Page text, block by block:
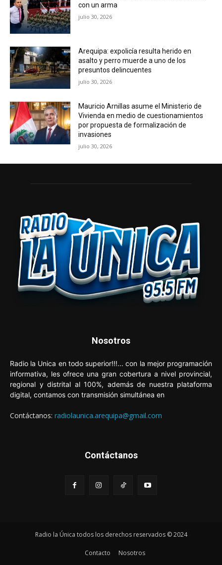
con un arma
julio 30, 2026
Arequipa: expolicía resulta herido en
asalto y perro muerde a uno de los
presuntos delincuentes
julio 30, 2026
Mauricio Arnillas asume el Ministerio de
Vivienda en medio de cuestionamientos
por propuesta de formalización de
invasiones
julio 30, 2026
Nosotros
Radio la Unica en todo superior!!!... con la mejor programación
informativa, les ofrece una gran cobertura a nivel provincial,
regional y distrital al 100%, además de nuestra plataforma
digital, contamos con transmisión simultánea en
Contáctanos: radiolaunica.arequipa@gmail.com
Contáctanos
Radio la Única todos los derechos reservados © 2024
Contacto Nosotros